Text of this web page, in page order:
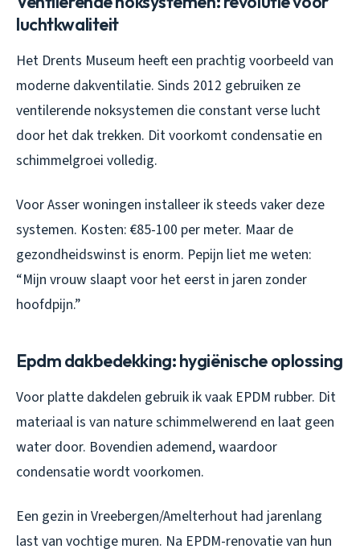
luchtkwaliteit
Het Drents Museum heeft een prachtig voorbeeld van
moderne dakventilatie. Sinds 2012 gebruiken ze
ventilerende noksystemen die constant verse lucht
door het dak trekken. Dit voorkomt condensatie en
schimmelgroei volledig.
Voor Asser woningen installeer ik steeds vaker deze
systemen. Kosten: €85-100 per meter. Maar de
gezondheidswinst is enorm. Pepijn liet me weten:
“Mijn vrouw slaapt voor het eerst in jaren zonder
hoofdpijn.”
Epdm dakbedekking: hygiënische oplossing
Voor platte dakdelen gebruik ik vaak EPDM rubber. Dit
materiaal is van nature schimmelwerend en laat geen
water door. Bovendien ademend, waardoor
condensatie wordt voorkomen.
Een gezin in Vreebergen/Amelterhout had jarenlang
last van vochtige muren. Na EPDM-renovatie van hun